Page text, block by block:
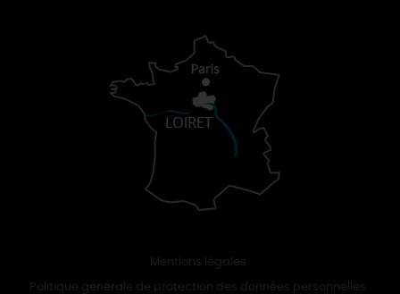
Mentions légales
Politique générale de protection des données personnelles